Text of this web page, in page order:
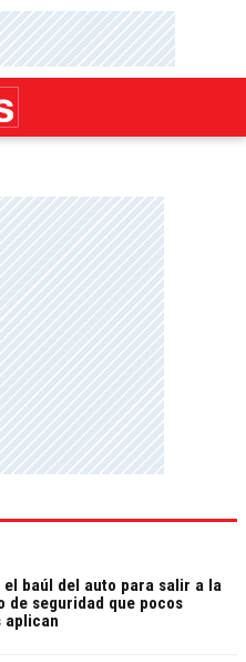
el baúl del auto para salir a la
de seguridad que pocos
aplican